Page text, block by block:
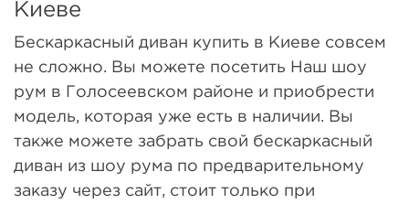
Киеве
Бескаркасный диван купить в Киеве совсем
не сложно. Вы можете посетить Наш шоу
рум в Голосеевском районе и приобрести
модель, которая уже есть в наличии. Вы
также можете забрать свой бескаркасный
диван из шоу рума по предварительному
заказу через сайт, стоит только при